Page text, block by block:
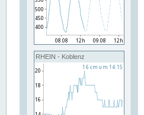
RHEIN - Koblenz